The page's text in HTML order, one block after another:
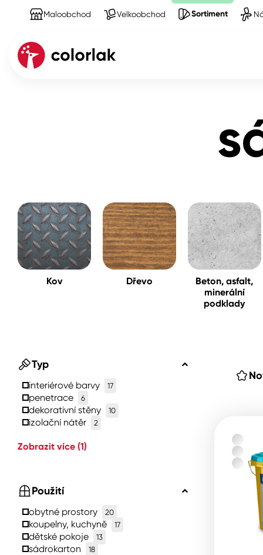
Maloobchod Velkoobchod Sortiment
Stěny
Fasády
Kov Dřevo
Beton, asfalt,
minerální
podklady
Typ
interiérové ​​barvy 17
penetrace 6
dekorativní stěny 10
izolační nátěr 2
Zobrazit více (1)
Použití
obytné prostory 20
koupelny, kuchyně 17
dětské pokoje 13
sádrokarton 18